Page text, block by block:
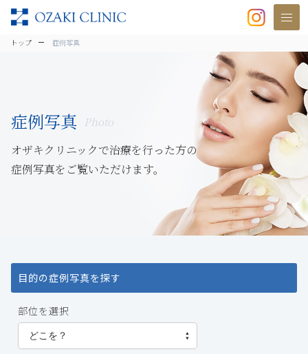
美容クリニックなら美容整形・
トップ 症例写真
症例写真 Photo
オザキクリニックで治療を行った方の
症例写真をご覧いただけます。
目的の症例写真を探す
部位を選択